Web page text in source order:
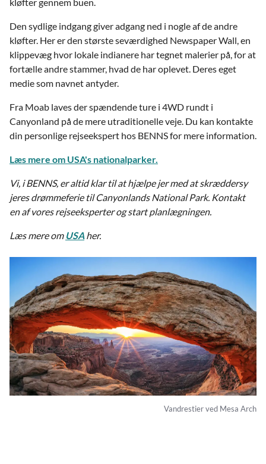
Den sydlige indgang giver adgang ned i nogle af de andre
kløfter. Her er den største seværdighed Newspaper Wall, en
klippevæg hvor lokale indianere har tegnet malerier på, for at
fortælle andre stammer, hvad de har oplevet. Deres eget
medie som navnet antyder.
Fra Moab laves der spændende ture i 4WD rundt i
Canyonland på de mere utraditionelle veje. Du kan kontakte
din personlige rejseekspert hos BENNS for mere information.
Læs mere om USA's nationalparker.
Vi, i BENNS, er altid klar til at hjælpe jer med at skræddersy
jeres drømmeferie til Canyonlands National Park. Kontakt
en af vores rejseeksperter og start planlægningen.
Læs mere om USAher.
Vandrestier ved Mesa Arch